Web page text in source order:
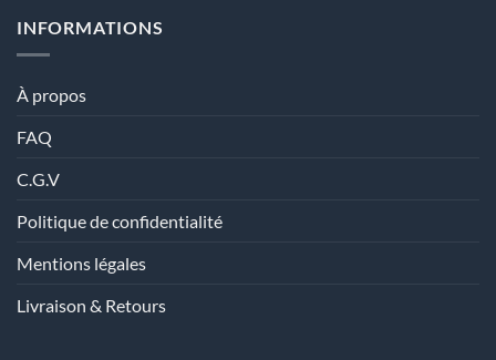
INFORMATIONS
À propos
FAQ
C.G.V
Politique de confidentialité
Mentions légales
Livraison & Retours